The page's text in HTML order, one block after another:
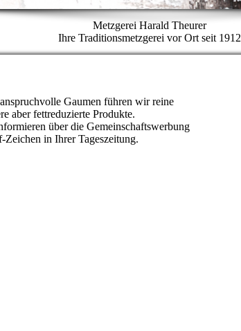
Metzgerei Harald Theurer
Ihre Traditionsmetzgerei vor Ort seit 1912
Gaumen führen wir reine
aber fettreduzierte Produkte.
über die Gemeinschaftswerbung
in Ihrer Tageszeitung.